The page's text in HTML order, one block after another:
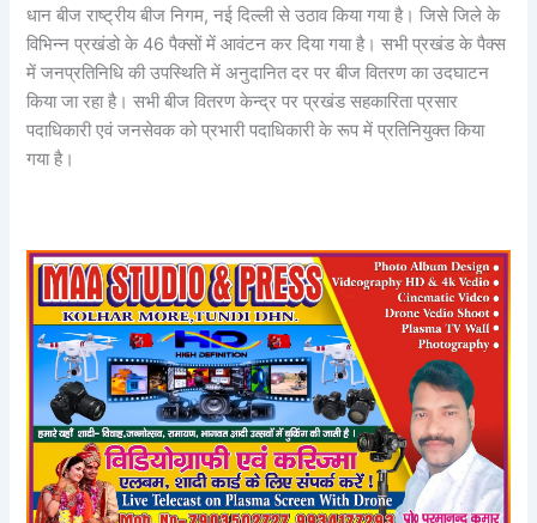
धान बीज राष्ट्रीय बीज निगम, नई दिल्ली से उठाव किया गया है। जिसे जिले के
विभिन्न प्रखंडो के 46 पैक्सों में आवंटन कर दिया गया है। सभी प्रखंड के पैक्स
में जनप्रतिनिधि की उपस्थिति में अनुदानित दर पर बीज वितरण का उदघाटन
किया जा रहा है। सभी बीज वितरण केन्द्र पर प्रखंड सहकारिता प्रसार
पदाधिकारी एवं जनसेवक को प्रभारी पदाधिकारी के रूप में प्रतिनियुक्त किया
गया है।